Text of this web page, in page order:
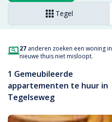
Tegel
27 anderen zoeken een woning in
nieuwe thuis niet misloopt.
1 Gemeubileerde
appartementen te huur in
Tegelseweg